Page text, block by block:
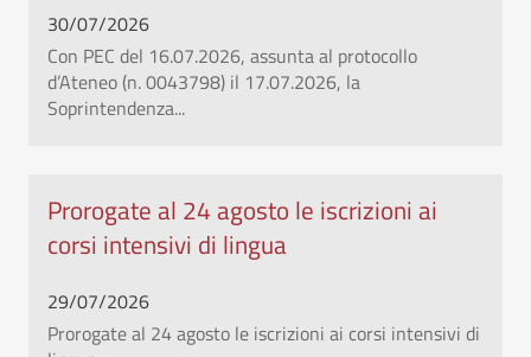
30/07/2026
Con PEC del 16.07.2026, assunta al protocollo
d’Ateneo (n. 0043798) il 17.07.2026, la
Soprintendenza...
Prorogate al 24 agosto le iscrizioni ai
corsi intensivi di lingua
29/07/2026
Prorogate al 24 agosto le iscrizioni ai corsi intensivi di